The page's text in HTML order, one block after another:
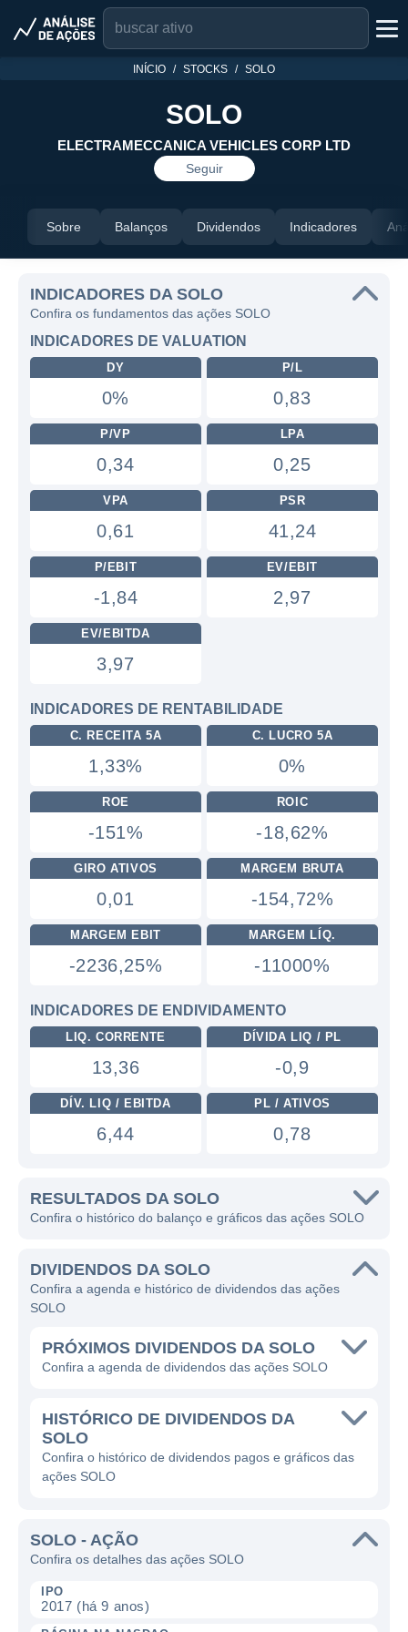
INÍCIO STOCKS SOLO
SOLO
ELECTRAMECCANICA VEHICLES CORP LTD
Seguir
Sobre Balanços Dividendos Indicadores
INDICADORES DA SOLO
Confira os fundamentos das ações SOLO
INDICADORES DE VALUATION
DY
0%
P/L
0,83
P/VP
0,34
LPA
0,25
VPA
0,61
PSR
41,24
P/EBIT
-1,84
EV/EBIT
2,97
EV/EBITDA
3,97
INDICADORES DE RENTABILIDADE
C. RECEITA 5A
1,33%
C. LUCRO 5A
0%
ROE
-151%
ROIC
-18,62%
GIRO ATIVOS
0,01
MARGEM BRUTA
-154,72%
MARGEM EBIT
-2236,25%
MARGEM LÍQ.
-11000%
INDICADORES DE ENDIVIDAMENTO
LIQ. CORRENTE
13,36
DÍVIDA LIQ / PL
-0,9
DÍV. LIQ / EBITDA
6,44
PL / ATIVOS
0,78
RESULTADOS DA SOLO
Confira o histórico do balanço e gráficos das ações SOLO
DIVIDENDOS DA SOLO
Confira a agenda e histórico de dividendos das ações
SOLO
PRÓXIMOS DIVIDENDOS DA SOLO
Confira a agenda de dividendos das ações SOLO
HISTÓRICO DE DIVIDENDOS DA
SOLO
Confira o histórico de dividendos pagos e gráficos das
ações SOLO
SOLO - AÇÃO
Confira os detalhes das ações SOLO
IPO
2017 (há 9 anos)